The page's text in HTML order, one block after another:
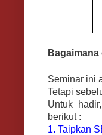
Seminar ini
Tetapi
Untuk
berikut :
1. Taipkan